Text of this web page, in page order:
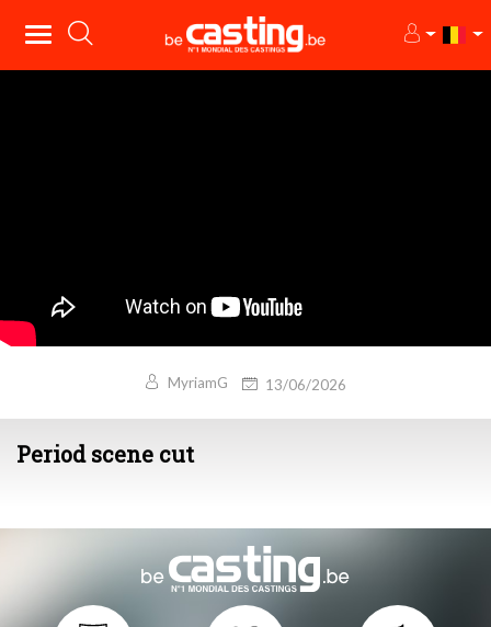
MyriamG 13/06/2026
Period scene cut